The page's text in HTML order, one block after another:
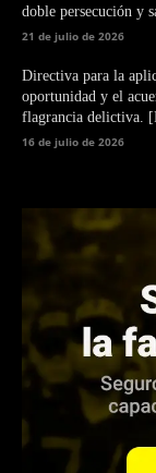
doble persecución y
21 de julio de 2026
Directiva para la
oportunidad y el
flagrancia delictiva.
16 de julio de 2026